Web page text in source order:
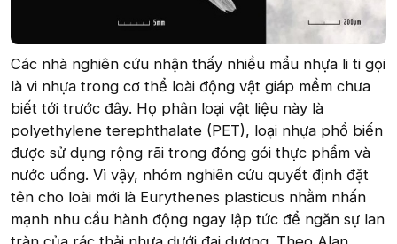
Các nhà nghiên cứu nhận thấy nhiều mẩu nhựa li ti gọi
là vi nhựa trong cơ thể loài động vật giáp mềm chưa
biết tới trước đây. Họ phân loại vật liệu này là
polyethylene terephthalate (PET), loại nhựa phổ biến
được sử dụng rộng rãi trong đóng gói thực phẩm và
nước uống. Vì vậy, nhóm nghiên cứu quyết định đặt
tên cho loài mới là Eurythenes plasticus nhằm nhấn
mạnh nhu cầu hành động ngay lập tức để ngăn sự lan